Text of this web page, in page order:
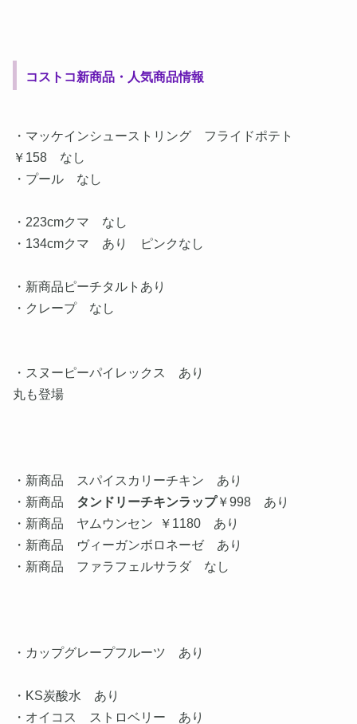
コストコ新商品・人気商品情報
・マッケインシューストリング フライドポテト
￥158 なし
・プール なし
・223cmクマ なし
・134cmクマ あり ピンクなし
・新商品ピーチタルトあり
・クレープ なし
・スヌーピーパイレックス あり
丸も登場
・新商品 スパイスカリーチキン あり
・新商品 タンドリーチキンラップ￥998 あり
・新商品 ヤムウンセン ￥1180 あり
・新商品 ヴィーガンボロネーゼ あり
・新商品 ファラフェルサラダ なし
・カップグレープフルーツ あり
・KS炭酸水 あり
・オイコス ストロベリー あり